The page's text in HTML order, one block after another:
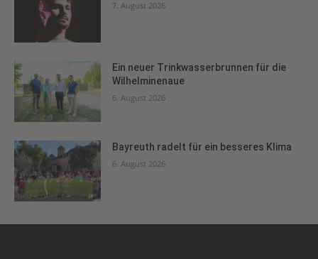
7. August 2026
Ein neuer Trinkwasserbrunnen für die
Wilhelminenaue
6. August 2026
Bayreuth radelt für ein besseres Klima
6. August 2026